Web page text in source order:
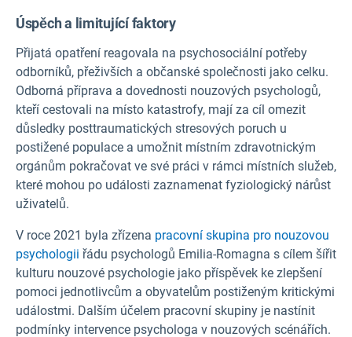
Úspěch a limitující faktory
Přijatá opatření reagovala na psychosociální potřeby
odborníků, přeživších a občanské společnosti jako celku.
Odborná příprava a dovednosti nouzových psychologů,
kteří cestovali na místo katastrofy, mají za cíl omezit
důsledky posttraumatických stresových poruch u
postižené populace a umožnit místním zdravotnickým
orgánům pokračovat ve své práci v rámci místních služeb,
které mohou po události zaznamenat fyziologický nárůst
uživatelů.
V roce 2021 byla zřízena pracovní skupina pro nouzovou
psychologii řádu psychologů Emilia-Romagna s cílem šířit
kulturu nouzové psychologie jako příspěvek ke zlepšení
pomoci jednotlivcům a obyvatelům postiženým kritickými
událostmi. Dalším účelem pracovní skupiny je nastínit
podmínky intervence psychologa v nouzových scénářích.